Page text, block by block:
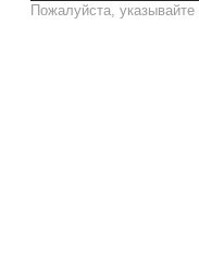
Пожалуйста,